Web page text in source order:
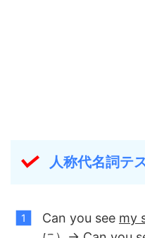
人称代名詞テ
Can you see my